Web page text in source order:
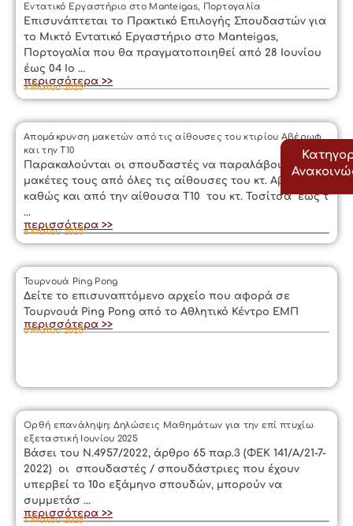
Εντατικό Εργαστήριο στο Manteigas, Πορτογαλία
Επισυνάπτεται το Πρακτικό Επιλογής Σπουδαστών για
το Μικτό Εντατικό Εργαστήριο στο Manteigas,
Πορτογαλία που θα πραγματοποιηθεί από 28 Ιουνίου
έως 04 Ιο ...
περισσότερα >>
9 Μαΐου 2025
Απομάκρυνση μακετών από τις αίθουσες του κτιρίου Αβέρωφ
και την Τ10
Παρακαλούνται οι σπουδαστές να παραλάβουν τις
μακέτες τους από όλες τις αίθουσες του κτ. Αβέρωφ
καθώς και από την αίθουσα Τ10 του κτ. Τοσίτσα έως τ
...
περισσότερα >>
8 Μαΐου 2025
Τουρνουά Ping Pong
Δείτε το επισυναπτόμενο αρχείο που αφορά σε
Τουρνουά Ping Pong από το Αθλητικό Κέντρο ΕΜΠ
περισσότερα >>
8 Μαΐου 2025
Ορθή επανάληψη: Δηλώσεις Μαθημάτων για την επί πτυχίω
εξεταστική Ιουνίου 2025
Βάσει του Ν.4957/2022, άρθρο 65 παρ.3 (ΦΕΚ 141/Α/21-7-
2022) οι σπουδαστές / σπουδάστριες που έχουν
υπερβεί το 10ο εξάμηνο σπουδών, μπορούν να
συμμετάσ ...
περισσότερα >>
7 Μαΐου 2025